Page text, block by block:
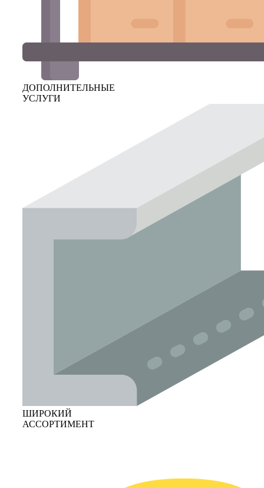
ДОПОЛНИТЕЛЬНЫЕ
УСЛУГИ
ШИРОКИЙ
АССОРТИМЕНТ